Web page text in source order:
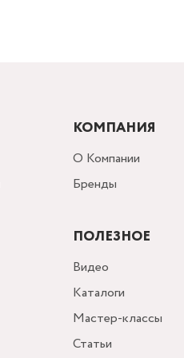
КОМПАНИЯ
О Компании
Бренды
ПОЛЕЗНОЕ
Видео
Каталоги
Мастер-классы
Статьи